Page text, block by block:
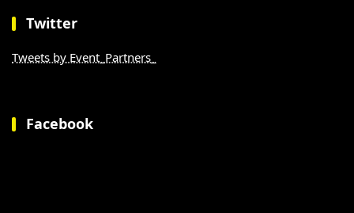
Twitter
Tweets by Event_Partners_
Facebook